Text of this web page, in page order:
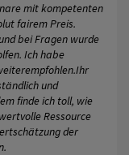
mit kompetenten
fairem Preis.
bei Fragen wurde
Ich habe
und
finde ich toll, wie
Ressource
der